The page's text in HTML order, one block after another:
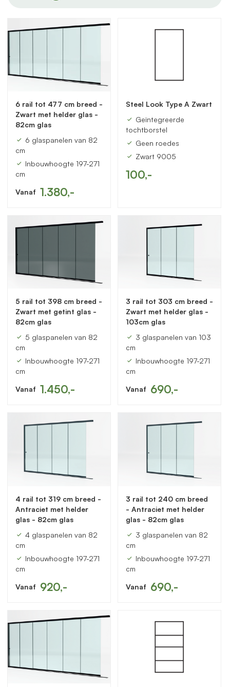
6 rail tot 477 cm breed -
Zwart met helder glas -
82cm glas
6 glaspanelen van 82
cm
Inbouwhoogte 197-271
cm
Vanaf 1.380,-
Steel Look Type A Zwart
Geïntegreerde
tochtborstel
Geen roedes
Zwart 9005
100,-
5 rail tot 398 cm breed -
Zwart met getint glas -
82cm glas
5 glaspanelen van 82
cm
Inbouwhoogte 197-271
cm
Vanaf 1.450,-
3 rail tot 303 cm breed -
Zwart met helder glas -
103cm glas
3 glaspanelen van 103
cm
Inbouwhoogte 197-271
cm
Vanaf 690,-
4 rail tot 319 cm breed -
Antraciet met helder
glas - 82cm glas
4 glaspanelen van 82
cm
Inbouwhoogte 197-271
cm
Vanaf 920,-
3 rail tot 240 cm breed
- Antraciet met helder
glas - 82cm glas
3 glaspanelen van 82
cm
Inbouwhoogte 197-271
cm
Vanaf 690,-